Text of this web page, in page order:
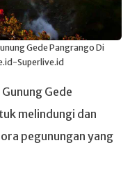
Gede Pangrango Di
Superlive.id
Gunung Gede
melindungi dan
pegunungan yang